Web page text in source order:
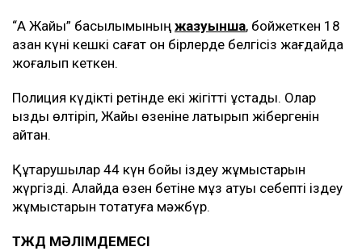
“Ақ Жайық” басылымының жазуынша, бойжеткен 18
қазан күні кешкі сағат он бірлерде белгісіз жағдайда
жоғалып кеткен.
Полиция күдікті ретінде екі жігітті ұстады. Олар
қызды өлтіріп, Жайық өзеніне лақтырып жібергенін
айтқан.
Құтқарушылар 44 күн бойы іздеу жұмыстарын
жүргізді. Алайда өзен бетіне мұз қатуы себепті іздеу
жұмыстарын тоқтатуға мәжбүр.
ТЖД МӘЛІМДЕМЕСІ